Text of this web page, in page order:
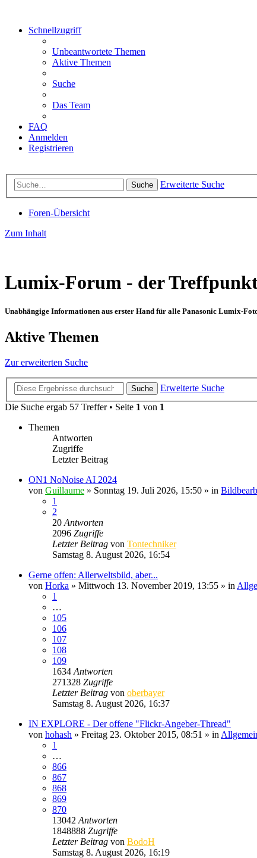
Schnellzugriff
Unbeantwortete Themen
Aktive Themen
Suche
Das Team
FAQ
Anmelden
Registrieren
Suche Erweiterte Suche
Foren-Übersicht
Zum Inhalt
Lumix-Forum - der
Unabhängige Informationen aus erster Hand für alle Panasonic Lumix-
Aktive Themen
Zur erweiterten Suche
Suche
Erweiterte Suche
Die Suche ergab 57 Treffer • Seite 1 von 1
Themen
Antworten
Zugriffe
Letzter Beitrag
ON1 NoNoise AI 2024
von Guillaume » Sonntag 19. Juli 2026, 15:50 » in
1
2
20 Antworten
2096 Zugriffe
Letzter Beitrag von Tontechniker
Samstag 8. August 2026, 16:54
Gerne offen: Allerweltsbild, aber...
von Horka » Mittwoch 13. November 2019, 13:55 » in
1
…
105
106
107
108
109
1634 Antworten
271328 Zugriffe
Letzter Beitrag von oberbayer
Samstag 8. August 2026, 16:37
IN EXPLORE - Der offene "Flickr-Angeber-Thread"
von hohash » Freitag 23. Oktober 2015, 08:51 » in
1
…
866
867
868
869
870
13042 Antworten
1848888 Zugriffe
Letzter Beitrag von BodoH
Samstag 8. August 2026, 16:19